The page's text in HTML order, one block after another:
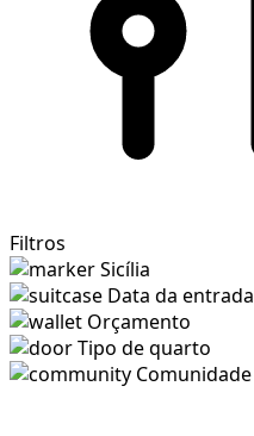
Filtros
Sicília
Data da entrada
Orçamento
Tipo de quarto
Comunidade